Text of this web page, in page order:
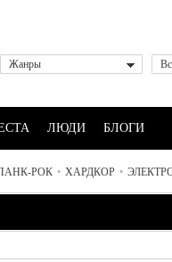
Жанры
ЛЮДИ БЛОГИ
РОК • ХАРДКОР •